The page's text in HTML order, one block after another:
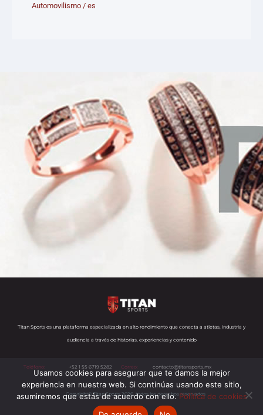
Automovilismo /es
Titan Sports es una plataforma especializada en alto rendimiento que conecta a atletas, industria y
audiencia a través de historias, experiencias y contenido
Teléfono: +52 1 55 6719 5282 Correo: contacto@titansports.mx
Copyright© Titan Sports 2026. todos los derechos reservados
Usamos cookies para asegurar que te damos la mejor
experiencia en nuestra web. Si continúas usando este sitio,
asumiremos que estás de acuerdo con ello.Política de cookies